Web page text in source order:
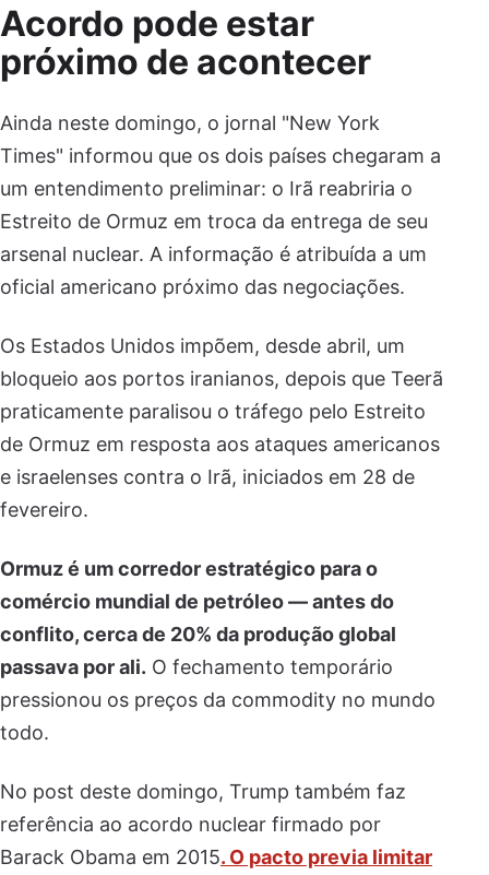
Acordo pode estar
próximo de acontecer
Ainda neste domingo, o jornal "New York
Times" informou que os dois países chegaram a
um entendimento preliminar: o Irã reabriria o
Estreito de Ormuz em troca da entrega de seu
arsenal nuclear. A informação é atribuída a um
oficial americano próximo das negociações.
Os Estados Unidos impõem, desde abril, um
bloqueio aos portos iranianos, depois que Teerã
praticamente paralisou o tráfego pelo Estreito
de Ormuz em resposta aos ataques americanos
e israelenses contra o Irã, iniciados em 28 de
fevereiro.
Ormuz é um corredor estratégico para o
comércio mundial de petróleo — antes do
conflito, cerca de 20% da produção global
passava por ali. O fechamento temporário
pressionou os preços da commodity no mundo
todo.
No post deste domingo, Trump também faz
referência ao acordo nuclear firmado por
Barack Obama em 2015. O pacto previa limitar